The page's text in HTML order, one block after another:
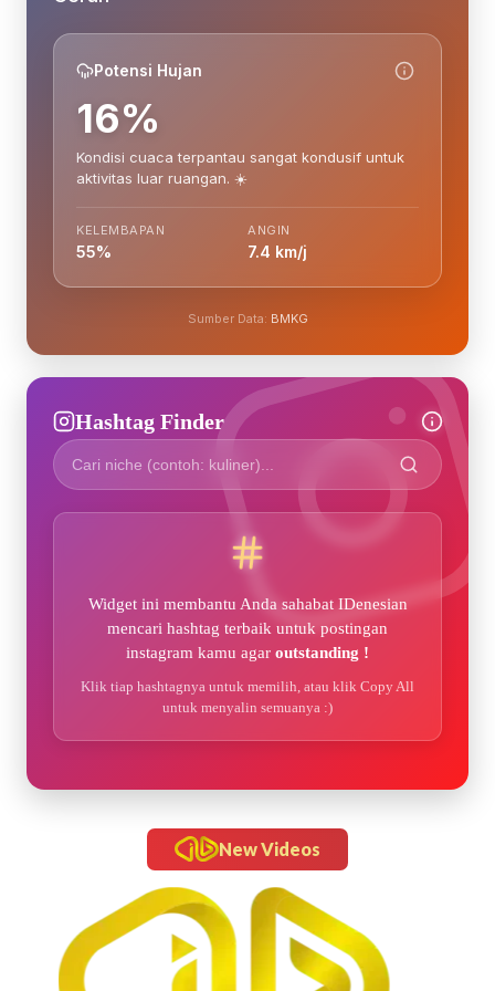
Potensi Hujan
16%
Kondisi cuaca terpantau sangat kondusif untuk
aktivitas luar ruangan. ☀️
KELEMBAPAN
55%
ANGIN
7.4 km/j
Sumber Data: BMKG
Hashtag Finder
Widget ini membantu Anda sahabat IDenesian
mencari hashtag terbaik untuk postingan
instagram kamu agar outstanding !
Klik tiap hashtagnya untuk memilih, atau klik Copy All
untuk menyalin semuanya :)
New Videos